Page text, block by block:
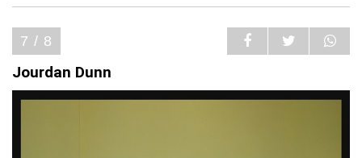
7 / 8
Jourdan Dunn